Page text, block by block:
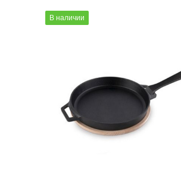
В наличии